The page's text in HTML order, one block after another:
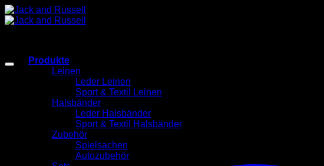
Zum
Inhalt
Produkte
Leinen
Leder Leinen
Sport & Textil Leinen
Halsbänder
Leder Halsbänder
Sport & Textil Halsbänder
Zubehör
Spielsachen
Autozubehör